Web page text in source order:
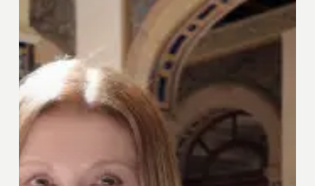
con
Alicia